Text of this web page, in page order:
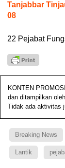
Tanjabbar
08
22 Pejabat
KONTEN
dan ditampilkan
Tidak ada aktivitas
Breaking News
Lantik